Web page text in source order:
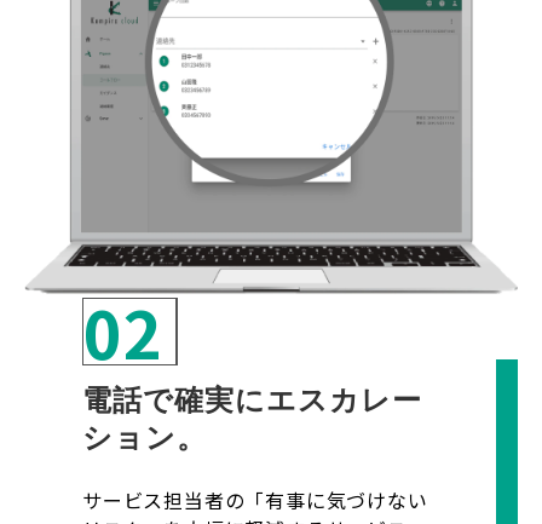
02
電話で確実にエスカレー
ション。
サービス担当者の「有事に気づけない